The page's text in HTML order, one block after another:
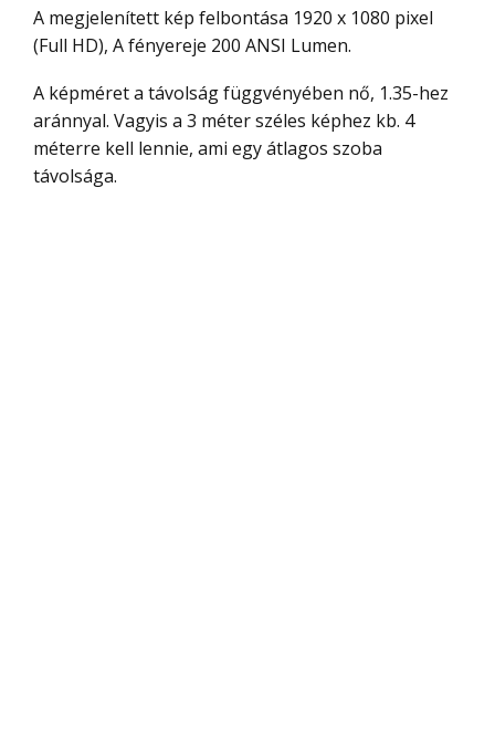
A megjelenített kép felbontása 1920 x 1080 pixel
(Full HD), A fényereje 200 ANSI Lumen.
A képméret a távolság függvényében nő, 1.35-hez
aránnyal. Vagyis a 3 méter széles képhez kb. 4
méterre kell lennie, ami egy átlagos szoba
távolsága.